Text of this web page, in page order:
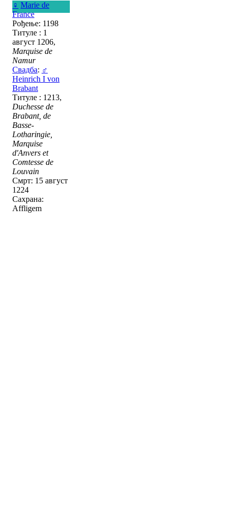
♀ Marie de
France
Рођење: 1198
Титуле : 1
август 1206,
Marquise de
Namur
Свадба: ♂
Heinrich I von
Brabant
Титуле : 1213,
Duchesse de
Brabant, de
Basse-
Lotharingie,
Marquise
d'Anvers et
Comtesse de
Louvain
Смрт: 15 август
1224
Сахрана:
Affligem